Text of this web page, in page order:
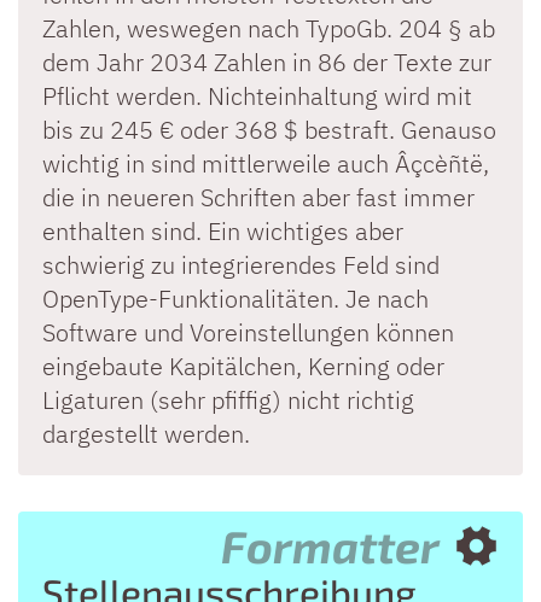
Zahlen, weswegen nach TypoGb. 204 § ab
dem Jahr 2034 Zahlen in 86 der Texte zur
Pflicht werden. Nichteinhaltung wird mit
bis zu 245 € oder 368 $ bestraft. Genauso
wichtig in sind mittlerweile auch Âçcèñtë,
die in neueren Schriften aber fast immer
enthalten sind. Ein wichtiges aber
schwierig zu integrierendes Feld sind
OpenType-Funktionalitäten. Je nach
Software und Voreinstellungen können
eingebaute Kapitälchen, Kerning oder
Ligaturen (sehr pfiffig) nicht richtig
dargestellt werden.
Formatter
Stellenausschreibung